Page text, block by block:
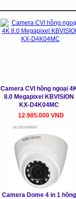
Camera CVI hồng ngoại
8.0 Megapixel KBVISION
KX-D4K04MC
12.985.000 VND
Camera Dome 4 in 1 hồng